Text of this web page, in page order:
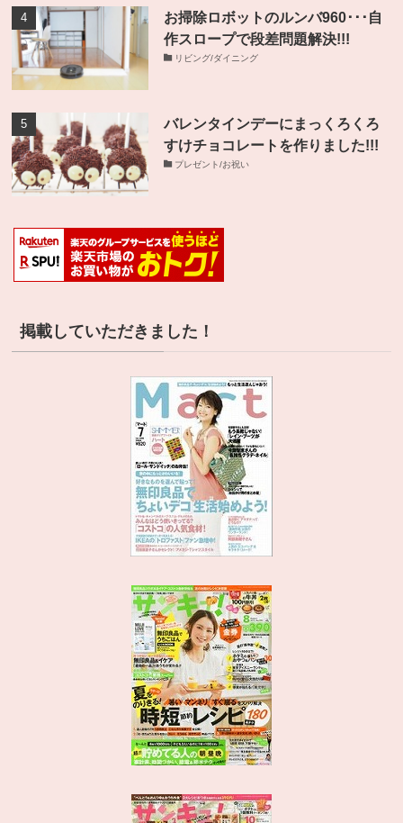
お掃除ロボットのルンバ960･･･自
作スロープで段差問題解決!!!
リビング/ダイニング
バレンタインデーにまっくろくろ
すけチョコレートを作りました!!!
プレゼント/お祝い
掲載していただきました！